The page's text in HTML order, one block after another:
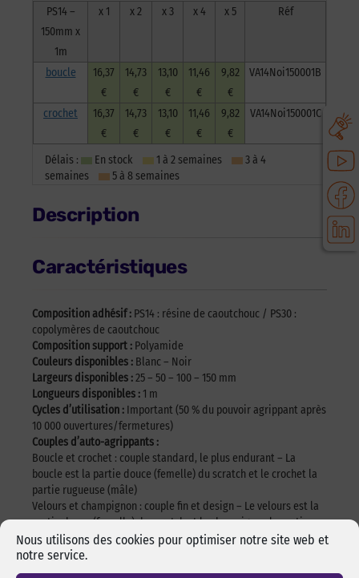
Nous utilisons des cookies pour optimiser notre site web et
notre service.
PS14 –
150mm x
1m
x 1 x 2 x 3 x 4 x 5 Réf
boucle
16,37
€
14,73
€
13,10
€
11,46
€
9,82
€
VA14Noi150001B
crochet
16,37
€
14,73
€
13,10
€
11,46
€
9,82
€
VA14Noi150001C
Délais : En stock 1 à 2 semaines
3 à 4
semaines
5 à 8 semaines
Description
Caractéristiques
Composition adhésif : PS14 : résine de caoutchouc / PS30 :
copolymères de caoutchouc
Composition support : Polyamide
Couleurs disponibles : Blanc – Noir
Largeurs disponibles :25 – 50 – 100 – 150 mm
Longueurs disponibles : 1 m
Cycles d’utilisation : Important (50 % du pouvoir agrippant après
10 000 ouvertures/fermetures)
Couples d’auto-agrippants :
Boucle et crochet : couple standard, le plus endurant – La
boucle est la partie douce (femelle) du scratch et le crochet la
partie rugueuse (mâle)
Velours et champignon : couple fin et design – Le velours est la
partie douce (femelle) du scratch et le champignon la partie
rugueuse (mâle)
Boucle et champignon : Agrippant plus puissant – La boucle est
la partie douce (femelle) du scratch et le champignon la partie